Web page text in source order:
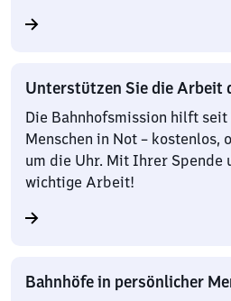
Unterstützen Sie die Arbeit
Die Bahnhofsmission hilft
Menschen in Not – kostenlos,
um die Uhr. Mit Ihrer Spende
wichtige Arbeit!
Bahnhöfe in persönlicher